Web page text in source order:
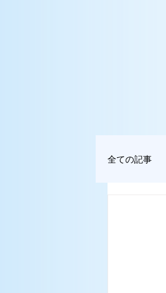
全ての記事